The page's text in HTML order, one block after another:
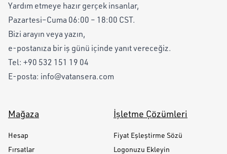
Yardım etmeye hazır gerçek insanlar,
Pazartesi–Cuma 06:00 – 18:00 CST.
Bizi arayın veya yazın,
e-postanıza bir iş günü içinde yanıt vereceğiz.
Tel: +90 532 151 19 04
E-posta: info@vatansera.com
Mağaza
Hesap
Fırsatlar
İşletme Çözümleri
Fiyat Eşleştirme Sözü
Logonuzu Ekleyin